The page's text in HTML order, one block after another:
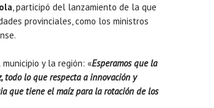
, participó del lanzamiento de la que
provinciales, como los ministros
y la región: «Esperamos que la
todo lo que respecta a innovación y
que tiene el maíz para la rotación de los